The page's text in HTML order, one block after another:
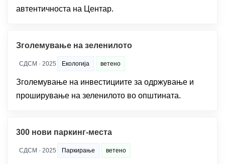
автентичноста на Центар.
Зголемување на зеленилото
СДСМ · 2025 Екологија ветено
Зголемување на инвестициите за одржување и
проширување на зеленилото во општината.
300 нови паркинг-места
СДСМ · 2025 Паркирање ветено